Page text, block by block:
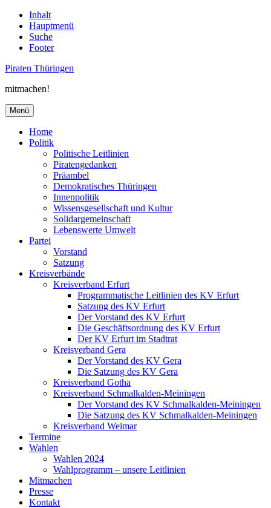
Inhalt
Hauptmenü
Suche
Footer
Piraten Thüringen
mitmachen!
Menü
Home
Politik
Politische Leitlinien
Piratengedanken
Präambel
Demokratisches Thüringen
Innenpolitik
Wissensgesellschaft und Kultur
Solidargemeinschaft
Lebenswerte Umwelt
Partei
Vorstand
Satzung
Kreisverbände
Kreisverband Erfurt
Programmatische Leitlinien des KV Erfurt
Satzung des KV Erfurt
Der Vorstand des KV Erfurt
Die Geschäftsordnung des KV Erfurt
Der KV Erfurt im Stadtrat
Kreisverband Gera
Der Vorstand des KV Gera
Die Satzung des KV Gera
Kreisverband Gotha
Kreisverband Schmalkalden-Meiningen
Der Vorstand des KV Schmalkalden-Meiningen
Die Satzung des KV Schmalkalden-Meiningen
Kreisverband Weimar
Termine
Wahlen
Wahlen 2024
Wahlprogramm – unsere Leitlinien
Mitmachen
Presse
Kontakt